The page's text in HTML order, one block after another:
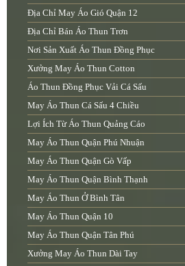
Địa Chỉ May Áo Gió Quận 12
Địa Chỉ Bán Áo Thun Trơn
Nơi Sản Xuất Áo Thun Đồng Phục
Xưởng May Áo Thun Cotton
Áo Thun Đồng Phục Vải Cá Sấu
May Áo Thun Cá Sấu 4 Chiều
Lợi Ích Từ Áo Thun Quảng Cáo
May Áo Thun Quận Phú Nhuận
May Áo Thun Quận Gò Vấp
May Áo Thun Quận Bình Thạnh
May Áo Thun Ở Bình Tân
May Áo Thun Quận 10
May Áo Thun Quận Tân Phú
Xưởng May Áo Thun Dài Tay